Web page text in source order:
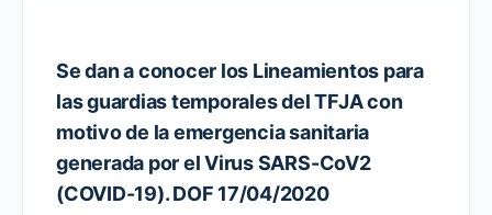
Se dan a conocer los Lineamientos para
las guardias temporales del TFJA con
motivo de la emergencia sanitaria
generada por el Virus SARS-CoV2
(COVID-19). DOF 17/04/2020